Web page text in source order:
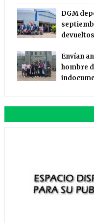
DGM
Envían
hombre